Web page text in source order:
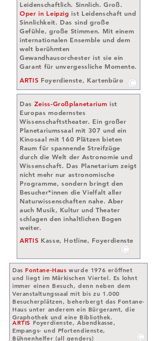
Leidenschaftlich. Sinnlich. Groß.
Oper in Leipzig ist Leidenschaft und
Sinnlichkeit. Das sind große
Gefühle, große Stimmen. Mit einem
internationalen Ensemble und dem
welt berühmten
Gewandhausorchester ist sie ein
Garant für unvergessliche Momente.
ARTIS Foyerdienste, Kartenbüro
Das Zeiss-Großplanetarium ist
Europas modernstes
Wissenschaftstheater. Ein großer
Planetariumssaal mit 307 und ein
Kinosaal mit 160 Plätzen bieten
Raum für spannende Streifzüge
durch die Welt der Astronomie und
Wissenschaft. Das Planetarium zeigt
nicht mehr nur astronomische
Programme, sondern bringt den
Besucher*innen die Vielfalt aller
Naturwissenschaften nahe. Aber
auch Musik, Kultur und Theater
schlagen den inhaltlichen Bogen
weiter.
ARTIS Kasse, Hotline, Foyerdienste
Das Fontane-Haus wurde 1976 eröffnet
und liegt im Märkischen Viertel. Es lohnt
immer einen Besuch, denn neben dem
Veranstaltungssaal mit bis zu 1.000
Besucherplätzen, beherbergt das Fontane-
Haus unter anderem ein Bürgeramt, die
Graphothek und eine Bibliothek.
ARTIS Foyerdienste, Abendkasse,
Empangs- und Pfortendienste,
Bühnenhelfer (all genders)